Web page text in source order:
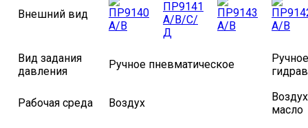
Внешний вид
Вид задания
давления
Ручное пневматическое
Рабочая среда Воздух
масло